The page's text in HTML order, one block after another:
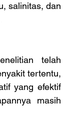
salinitas, dan
telah
tertentu,
yang efektif
masih